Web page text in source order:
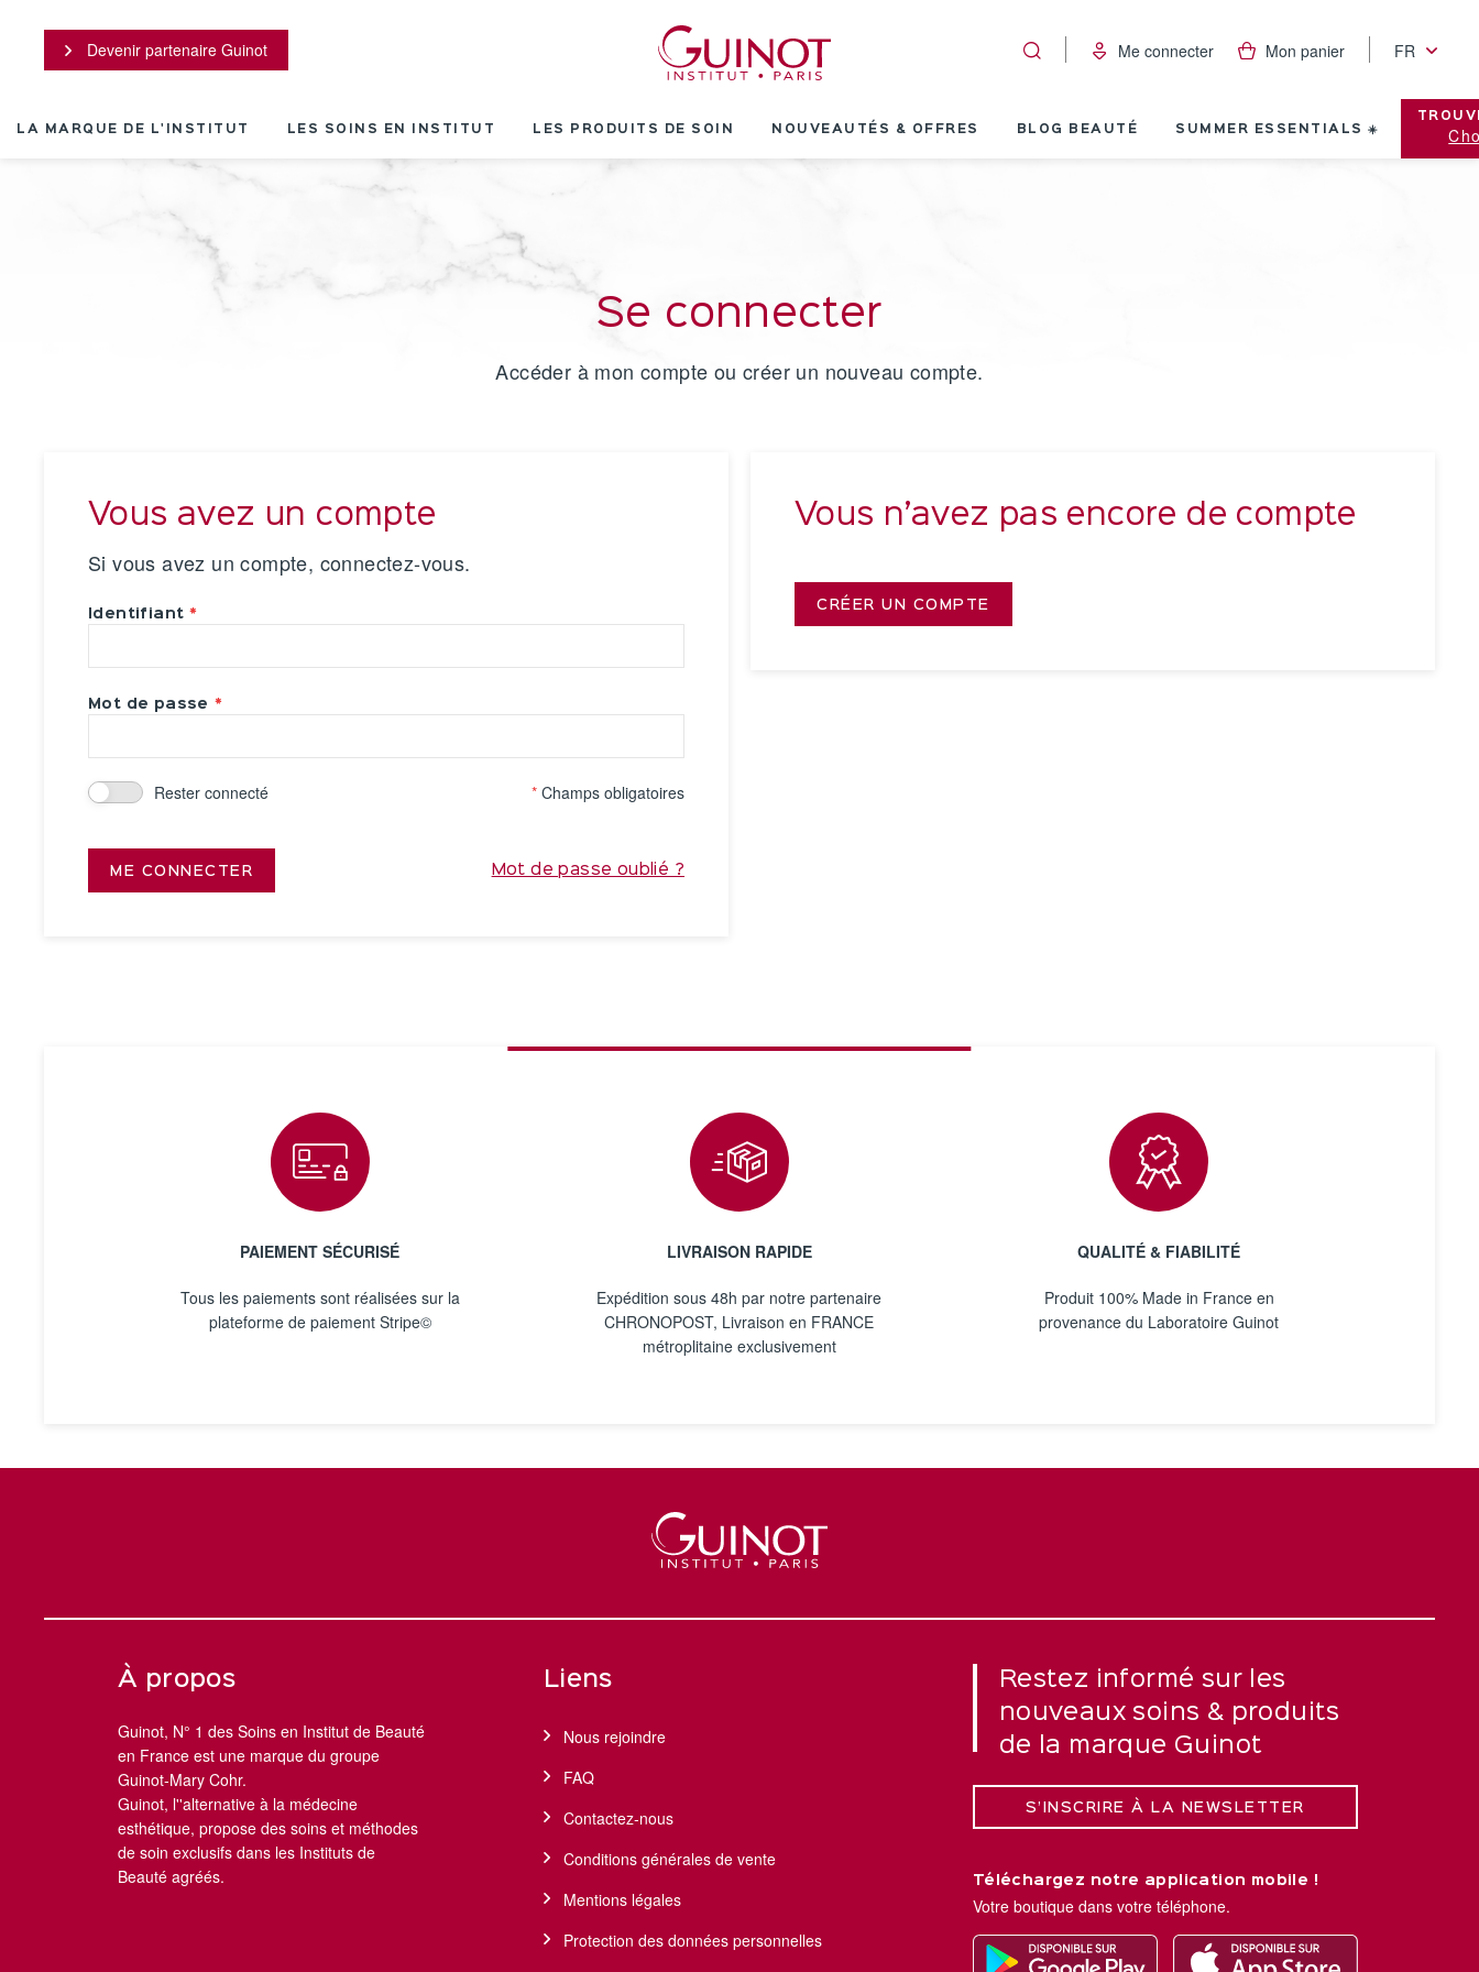
Devenir partenaire Guinot Me connecter Mon panier FR
LA MARQUE DE L'INSTITUT LES SOINS EN INSTITUT LES PRODUITS DE SOIN NOUVEAUTÉS & OFFRES BLOG BEAUTÉ SUMMER ESSENTIALS ☀️
Se connecter
Accéder à mon compte ou créer un nouveau compte.
Vous avez un compte
Si vous avez un compte, connectez-vous.
Identifiant
Mot de passe
Rester connecté * Champs obligatoires
ME CONNECTER Mot de passe oublié ?
Vous n’avez pas encore de compte
CRÉER UN COMPTE
PAIEMENT SÉCURISÉ
Tous les paiements sont réalisées sur la
plateforme de paiement Stripe©
LIVRAISON RAPIDE
Expédition sous 48h par notre partenaire
CHRONOPOST, Livraison en FRANCE
métroplitaine exclusivement
QUALITÉ & FIABILITÉ
Produit 100% Made in France en
provenance du Laboratoire Guinot
À propos
Guinot, N° 1 des Soins en Institut de Beauté
en France est une marque du groupe
Guinot-Mary Cohr.
Guinot, l''alternative à la médecine
esthétique, propose des soins et méthodes
de soin exclusifs dans les Instituts de
Beauté agréés.
Liens
Nous rejoindre
FAQ
Contactez-nous
Conditions générales de vente
Mentions légales
Protection des données personnelles
Restez informé sur les
nouveaux soins & produits
de la marque Guinot
S’INSCRIRE À LA NEWSLETTER
Téléchargez notre application mobile !
Votre boutique dans votre téléphone.